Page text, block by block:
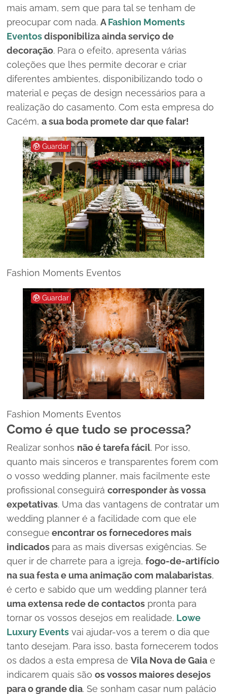
mais amam, sem que para tal se tenham de
preocupar com nada. AFashion Moments
Eventosdisponibiliza ainda serviço de
decoração. Para o efeito, apresenta várias
coleções que lhes permite decorar e criar
diferentes ambientes, disponibilizando todo o
material e peças de design necessários para a
realização do casamento. Com esta empresa do
Cacém, a sua boda promete dar que falar!
Guardar
Fashion Moments Eventos
Guardar
Fashion Moments Eventos
Como é que tudo se processa?
Realizar sonhos não é tarefa fácil. Por isso,
quanto mais sinceros e transparentes forem com
o vosso wedding planner, mais facilmente este
profissional conseguirá corresponder às vossa
expetativas. Uma das vantagens de contratar um
wedding planner é a facilidade com que ele
consegue encontrar os fornecedores mais
indicados para as mais diversas exigências. Se
quer ir de charrete para a igreja, fogo-de-artifício
na sua festa e uma animação com malabaristas,
é certo e sabido que um wedding planner terá
uma extensa rede de contactos pronta para
tornar os vossos desejos em realidade. Lowe
Luxury Events vai ajudar-vos a terem o dia que
tanto desejam. Para isso, basta fornecerem todos
os dados a esta empresa de Vila Nova de Gaia e
indicarem quais são os vossos maiores desejos
para o grande dia. Se sonham casar num palácio